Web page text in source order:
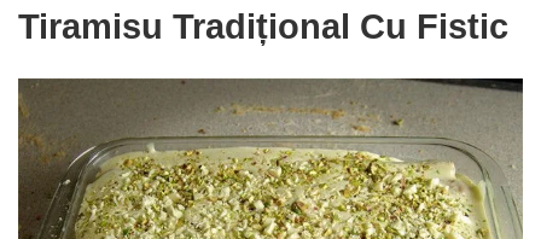
Tiramisu Tradițional Cu Fistic